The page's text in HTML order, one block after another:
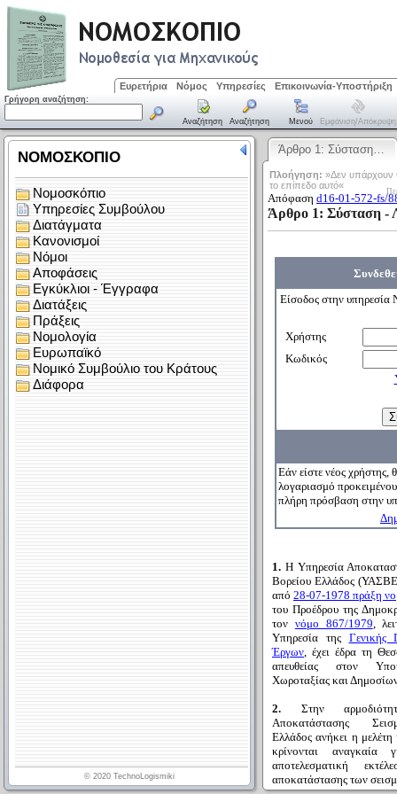
Ευρετήρια Νόμος Υπηρεσίες Επικοινωνία-Υποστήριξη
Γρήγορη αναζήτηση:
Αναζήτηση Αναζήτηση Μενού Εμφάνιση/απόκρυψη
Άρθρο 1: Σύσταση…